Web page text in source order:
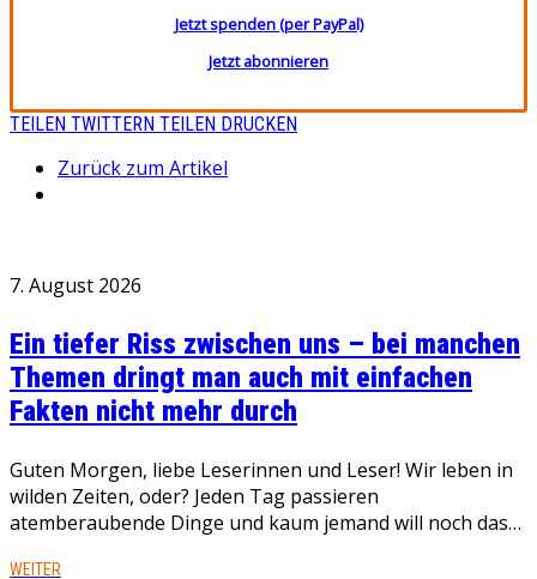
Jetzt spenden (per PayPal)
Jetzt abonnieren
TEILEN TWITTERN TEILEN DRUCKEN
Zurück zum Artikel
7. August 2026
Ein tiefer Riss zwischen uns – bei manchen
Themen dringt man auch mit einfachen
Fakten nicht mehr durch
Guten Morgen, liebe Leserinnen und Leser! Wir leben in
wilden Zeiten, oder? Jeden Tag passieren
atemberaubende Dinge und kaum jemand will noch das…
WEITER